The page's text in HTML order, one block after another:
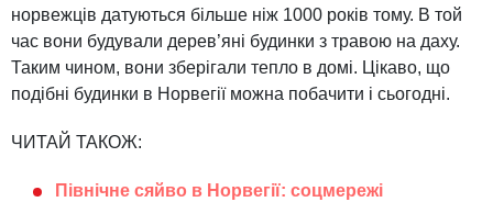
норвежців датуються більше ніж 1000 років тому. В той
час вони будували дерев’яні будинки з травою на даху.
Таким чином, вони зберігали тепло в домі. Цікаво, що
подібні будинки в Норвегії можна побачити і сьогодні.
ЧИТАЙ ТАКОЖ:
Північне сяйво в Норвегії: соцмережі